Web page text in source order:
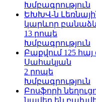
Խմբագրություն
ԵԽԽՎ-ն
կարևոր բանաձև
13 րոպե
Խմբագրություն
Բաքվում 125
Սահակյան
2 րոպե
Խմբագրություն
Բոսֆորի